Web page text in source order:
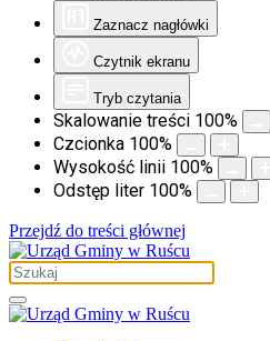
Zaznacz nagłówki
Czytnik ekranu
Tryb czytania
Skalowanie treści 100%
Czcionka 100%
Wysokość linii 100%
Odstęp liter 100%
Przejdź do treści głównej